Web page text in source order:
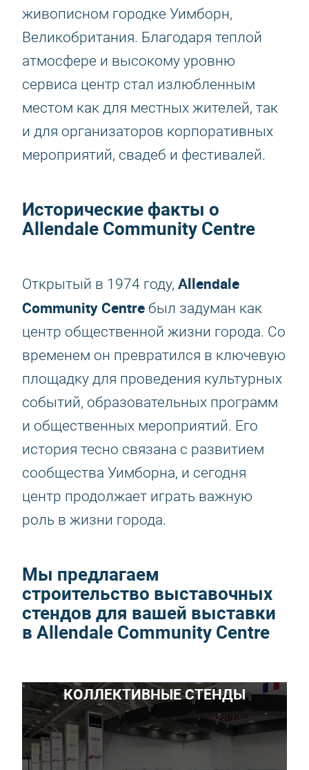
живописном городке Уимборн,
Великобритания. Благодаря теплой
атмосфере и высокому уровню
сервиса центр стал излюбленным
местом как для местных жителей, так
и для организаторов корпоративных
мероприятий, свадеб и фестивалей.
Исторические факты о
Allendale Community Centre
Открытый в 1974 году, Allendale
Community Centre был задуман как
центр общественной жизни города. Со
временем он превратился в ключевую
площадку для проведения культурных
событий, образовательных программ
и общественных мероприятий. Его
история тесно связана с развитием
сообщества Уимборна, и сегодня
центр продолжает играть важную
роль в жизни города.
Мы предлагаем
строительство выставочных
стендов для вашей выставки
в Allendale Community Centre
КОЛЛЕКТИВНЫЕ СТЕНДЫ